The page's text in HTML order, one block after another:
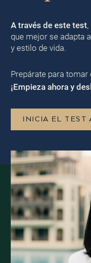
A través de este test,
que mejor se adapta
y estilo de vida.
Prepárate para
¡Empieza ahora y
INICIA EL TEST